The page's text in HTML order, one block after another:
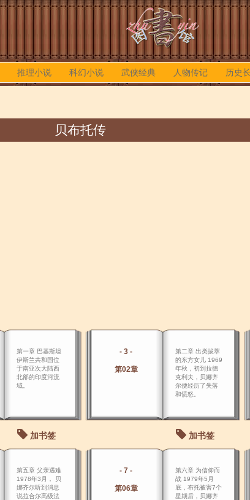
推理小说 科幻小说 武侠经典 人物传记 历史
贝布托传
第一章 巴基斯坦
伊斯兰共和国位
于南亚次大陆西
北部的印度河流
域。
加书签
- 3 -
第02章
第二章 出类拔萃
的东方女儿 1969
年秋，初到拉德
克利夫，贝娜齐
尔便经历了失落
和愤怒。
加书签
第五章 父亲遇难
1978年3月， 贝
娜齐尔听到消息
说拉合尔高级法
- 7 -
第06章
第六章 为信仰而
战 1979年5月
底，布托被害7个
星期后，贝娜齐